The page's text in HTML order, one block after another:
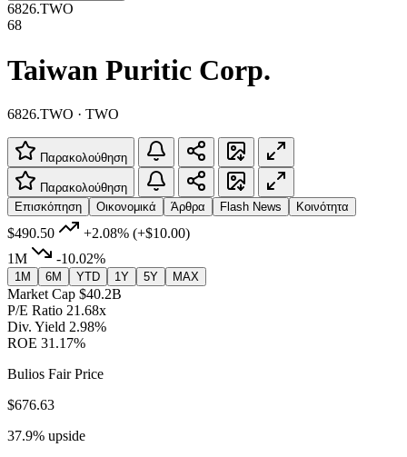
6826.TWO
68
Taiwan Puritic Corp.
6826.TWO · TWO
Παρακολούθηση
Παρακολούθηση
Επισκόπηση
Οικονομικά Άρθρα Flash News Κοινότητα
$490.50 +2.08% (+$10.00)
1M
-10.02%
1M 6M YTD 1Y 5Y MAX
Market Cap $40.2B
P/E Ratio 21.68x
Div. Yield 2.98%
ROE 31.17%
Bulios Fair Price
$676.63
37.9% upside